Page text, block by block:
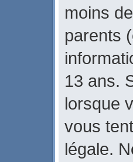
moins
parents
13 ans.
lorsque
vous
légale.